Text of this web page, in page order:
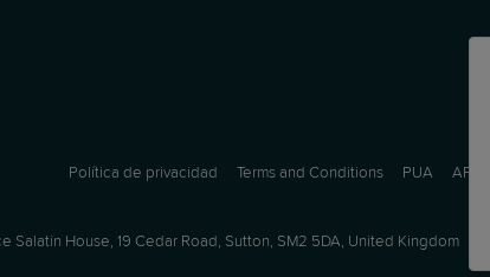
Política de privacidad Terms and Conditions PUA APC
Salatin House, 19 Cedar Road, Sutton, SM2 5DA, United Kingdom